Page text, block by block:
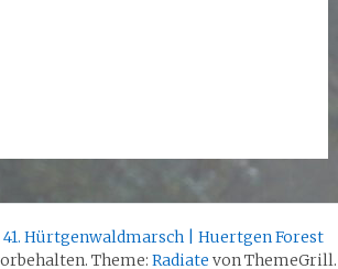
41. Hürtgenwaldmarsch | Huertgen Forest
Theme: Radiate von ThemeGrill.